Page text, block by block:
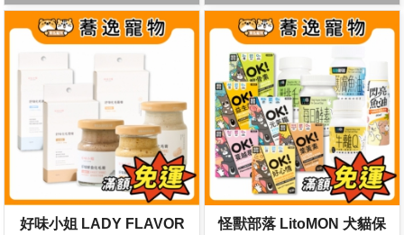
好味小姐 LADY FLAVOR
怪獸部落 LitoMON 犬貓保